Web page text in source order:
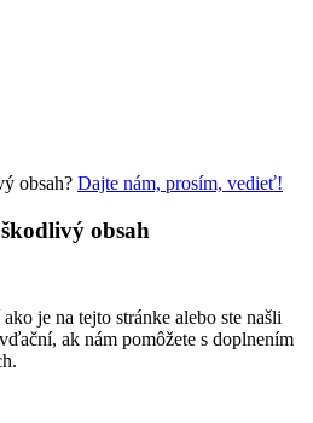
obsah? Dajte nám, prosím, vedieť!
obsah
je na tejto stránke alebo ste našli
ak nám pomôžete s doplnením